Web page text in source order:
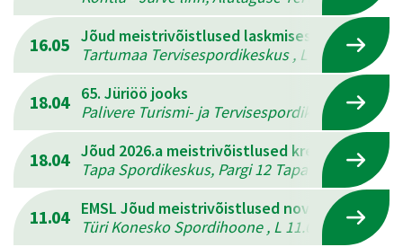
16.05 Jõud meistrivõistlused laskmises
Tartumaa Tervisespordikeskus , L 16.05.2026 -
18.04
65. Jüriöö jooks
Palivere Turismi- ja Tervisespordikeskus , L
18.04 Jõud 2026.a meistrivõistlused kreeka-rooma
Tapa Spordikeskus, Pargi 12 Tapal , L
11.04
EMSL Jõud meistrivõistlused novuses
Türi Konesko Spordihoone , L 11.04.2026 - P